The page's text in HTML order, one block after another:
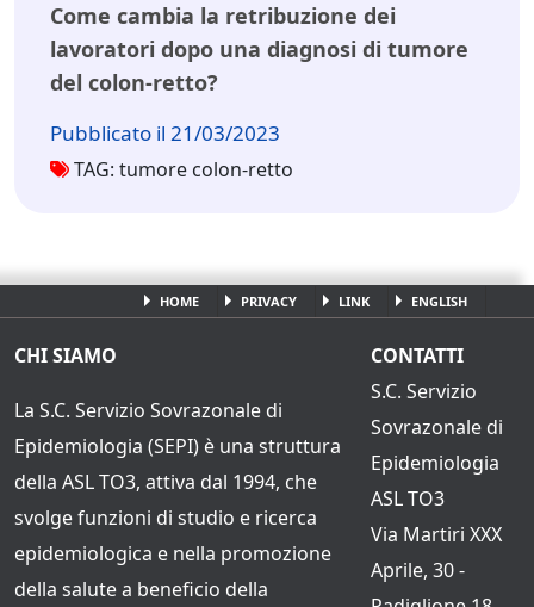
Come cambia la retribuzione dei
lavoratori dopo una diagnosi di tumore
del colon-retto?
Pubblicato il 21/03/2023
TAG: tumore colon-retto
HOME PRIVACY LINK ENGLISH
CHI SIAMO
La S.C. Servizio Sovrazonale di
Epidemiologia (SEPI) è una struttura
della ASL TO3, attiva dal 1994, che
svolge funzioni di studio e ricerca
epidemiologica e nella promozione
della salute a beneficio della
CONTATTI
S.C. Servizio
Sovrazonale di
Epidemiologia
ASL TO3
Via Martiri XXX
Aprile, 30 -